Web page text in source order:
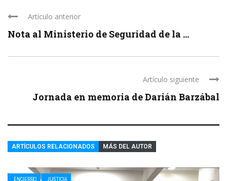
Artículo anterior
Nota al Ministerio de Seguridad de la ...
Artículo siguiente
Jornada en memoria de Darián Barzábal
ARTÍCULOS RELACIONADOS MÁS DEL AUTOR
ENCIERRO JUSTICIA